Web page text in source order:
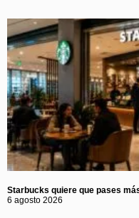
Starbucks quiere que pases
6 agosto 2026